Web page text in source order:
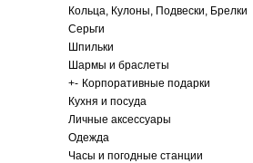
Кольца, Кулоны, Подвески, Брелки
Серьги
Шпильки
Шармы и браслеты
+- Корпоративные подарки
Кухня и посуда
Личные аксессуары
Одежда
Часы и погодные станции